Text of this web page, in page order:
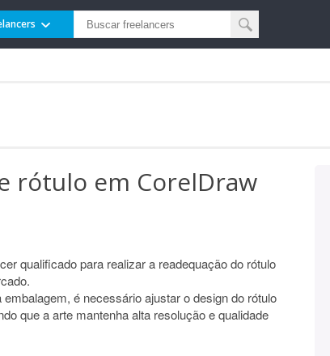
rótulo em CorelDraw
qualificado para realizar a readequação do rótulo
é necessário ajustar o design do rótulo
que a arte mantenha alta resolução e qualidade